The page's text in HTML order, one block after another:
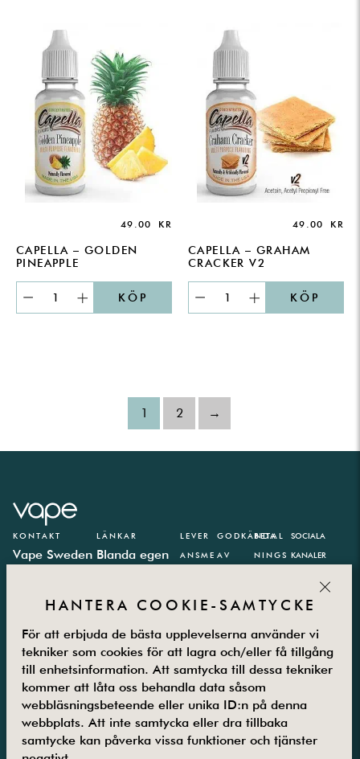
49.00 KR
CAPELLA – GOLDEN
PINEAPPLE
KÖP
49.00 KR
CAPELLA – GRAHAM
CRACKER V2
KÖP
1 2 →
KONTAKT
Vape Sweden
126 30
Hägersten
Måndag –
Fredag
08.00-16.00
08-5800 25
25
LÄNKAR
Blanda egen
kalkylator
Integritetspolicy
Vanliga frågor
Kontakta oss
Om oss
Returer
Villkor
Guider
LEVER
ANSME
GODKÄNDA
AV
BETAL
NINGS
SOCIALA
KANALER
HANTERA COOKIE-SAMTYCKE
För att erbjuda de bästa upplevelserna använder vi
tekniker som cookies för att lagra och/eller få tillgång
till enhetsinformation. Att samtycka till dessa tekniker
kommer att låta oss behandla data såsom
webbläsningsbeteende eller unika ID:n på denna
webbplats. Att inte samtycka eller dra tillbaka
samtycke kan påverka vissa funktioner och tjänster